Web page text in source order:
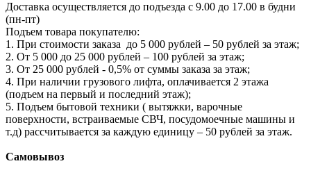
Доставка осуществляется до подъезда с 9.00 до 17.00 в будни
(пн-пт)
Подъем товара покупателю:
1. При стоимости заказа до 5 000 рублей – 50 рублей за этаж;
2. От 5 000 до 25 000 рублей – 100 рублей за этаж;
3. От 25 000 рублей - 0,5% от суммы заказа за этаж;
4. При наличии грузового лифта, оплачивается 2 этажа
(подъем на первый и последний этаж);
5. Подъем бытовой техники ( вытяжки, варочные
поверхности, встраиваемые СВЧ, посудомоечные машины и
т.д) рассчитывается за каждую единицу – 50 рублей за этаж.
Самовывоз